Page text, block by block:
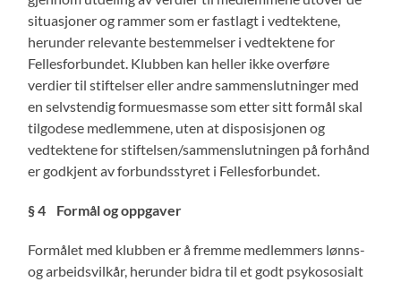
situasjoner og rammer som er fastlagt i vedtektene,
herunder relevante bestemmelser i vedtektene for
Fellesforbundet. Klubben kan heller ikke overføre
verdier til stiftelser eller andre sammenslutninger med
en selvstendig formuesmasse som etter sitt formål skal
tilgodese medlemmene, uten at disposisjonen og
vedtektene for stiftelsen/sammenslutningen på forhånd
er godkjent av forbundsstyret i Fellesforbundet.
§ 4 Formål og oppgaver
Formålet med klubben er å fremme medlemmers lønns-
og arbeidsvilkår, herunder bidra til et godt psykososialt